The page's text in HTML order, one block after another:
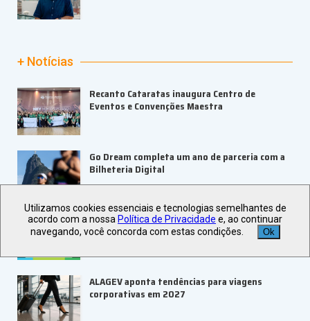
+ Notícias
Recanto Cataratas inaugura Centro de
Eventos e Convenções Maestra
Go Dream completa um ano de parceria com a
Bilheteria Digital
ABRAPE e Ambev abrem inscrições para o
PRESE 2026
ALAGEV aponta tendências para viagens
corporativas em 2027
Utilizamos cookies essenciais e tecnologias semelhantes de
acordo com a nossa Política de Privacidade e, ao continuar
navegando, você concorda com estas condições.
Ok